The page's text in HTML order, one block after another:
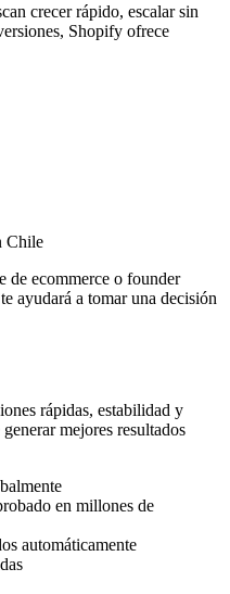
crecer rápido, escalar sin
Shopify ofrece
Chile
de ecommerce o founder
ayudará a tomar una decisión
rápidas, estabilidad y
mejores resultados
en millones de
automáticamente